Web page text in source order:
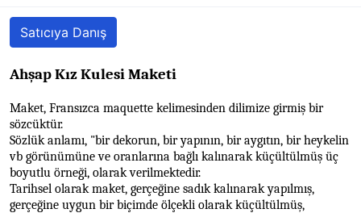
Satıcıya Danış
Ahşap Kız Kulesi Maketi
Maket, Fransızca maquette kelimesinden dilimize girmiş bir
sözcüktür.
Sözlük anlamı, "bir dekorun, bir yapının, bir aygıtın, bir heykelin
vb görünümüne ve oranlarına bağlı kalınarak küçültülmüş üç
boyutlu örneği, olarak verilmektedir.
Tarihsel olarak maket, gerçeğine sadık kalınarak yapılmış,
gerçeğine uygun bir biçimde ölçekli olarak küçültülmüş,